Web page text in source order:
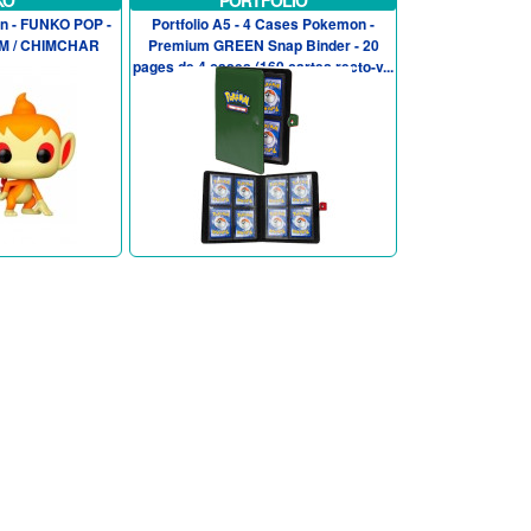
- FUNKO POP -
/ CHIMCHAR
Portfolio A5 - 4 Cases Pokemon -
Premium GREEN Snap Binder - 20
pages de 4 cases (160 cartes recto-v...